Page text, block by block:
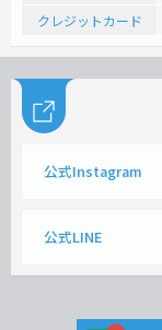
クレジットカード
公式Instagram
公式LINE